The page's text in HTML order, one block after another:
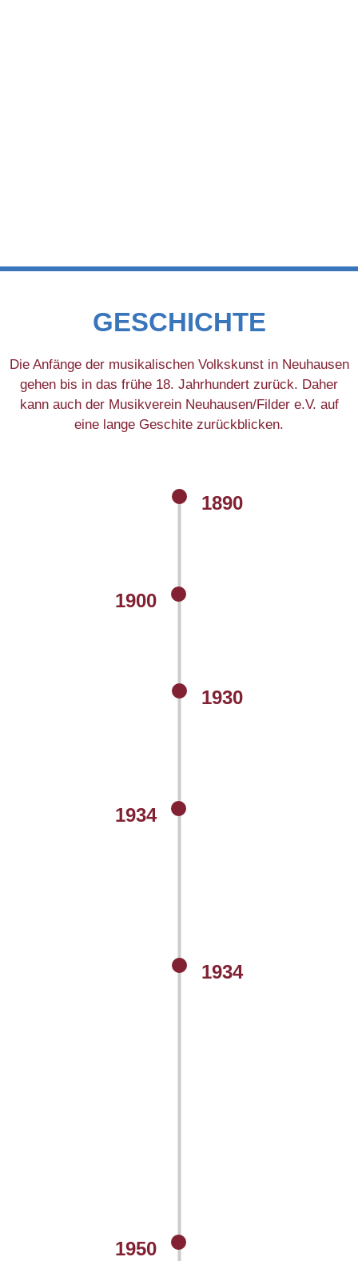
GESCHICHTE
Die Anfänge der musikalischen Volkskunst in Neuhausen
gehen bis in das frühe 18. Jahrhundert zurück. Daher
kann auch der Musikverein Neuhausen/Filder e.V. auf
eine lange Geschite zurückblicken.
1890
1900
1930
1934
1934
1950